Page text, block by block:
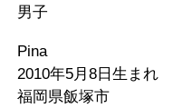
男子
Pina
2010年5月8日生まれ
福岡県飯塚市